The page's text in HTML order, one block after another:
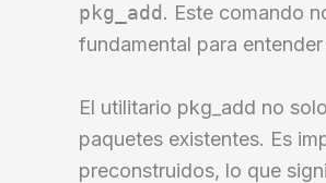
pkg_add. Este comando
fundamental para
El utilitario pkg_add no
paquetes existentes. Es
preconstruidos, lo que